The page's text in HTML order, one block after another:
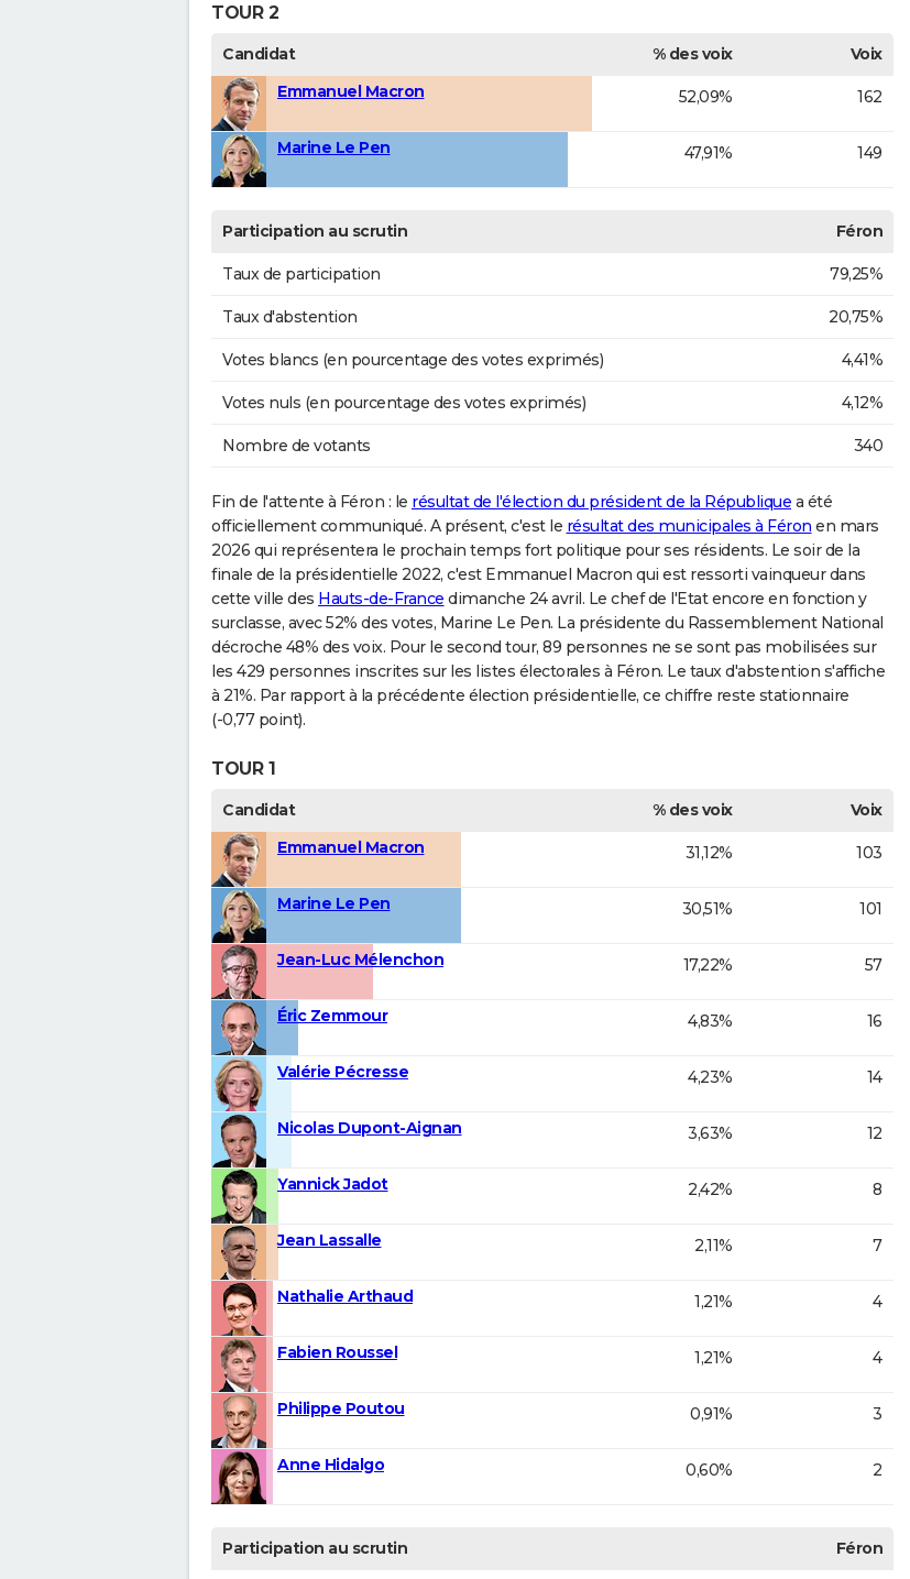
TOUR 2
Candidat % des voix
Voix
Emmanuel Macron
52,09% 162
Marine Le Pen 47,91% 149
Participation au scrutin Féron
Taux de participation 79,25%
Taux d'abstention 20,75%
Votes blancs (en pourcentage des votes exprimés) 4,41%
Votes nuls (en pourcentage des votes exprimés) 4,12%
Nombre de votants 340
Fin de l'attente à Féron : le résultat de l'élection du président de la République a été
officiellement communiqué. A présent, c'est le résultat des municipales à Féron en mars
2026 qui représentera le prochain temps fort politique pour ses résidents. Le soir de la
finale de la présidentielle 2022, c'est Emmanuel Macron qui est ressorti vainqueur dans
cette ville des Hauts-de-France dimanche 24 avril. Le chef de l'Etat encore en fonction y
surclasse, avec 52% des votes, Marine Le Pen. La présidente du Rassemblement National
décroche 48% des voix. Pour le second tour, 89 personnes ne se sont pas mobilisées sur
les 429 personnes inscrites sur les listes électorales à Féron. Le taux d'abstention s'affiche
à 21%. Par rapport à la précédente élection présidentielle, ce chiffre reste stationnaire
(-0,77 point).
TOUR 1
Candidat % des voix
Voix
Emmanuel Macron
31,12% 103
Marine Le Pen 30,51% 101
Jean-Luc Mélenchon 17,22% 57
Éric Zemmour 4,83% 16
Valérie Pécresse 4,23% 14
Nicolas Dupont-Aignan 3,63% 12
Yannick Jadot 2,42% 8
Jean Lassalle 2,11% 7
Nathalie Arthaud 1,21% 4
Fabien Roussel 1,21% 4
Philippe Poutou 0,91% 3
Anne Hidalgo 0,60% 2
Participation au scrutin Féron